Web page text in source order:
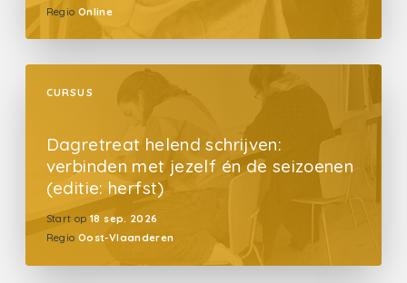
Regio Online
CURSUS
Dagretreat helend schrijven:
verbinden met jezelf én de seizoenen
(editie: herfst)
Start op 18 sep. 2026
Regio Oost-Vlaanderen